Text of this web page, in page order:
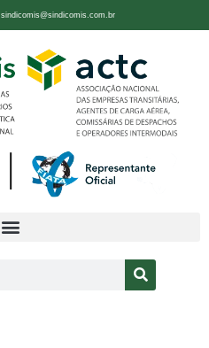
sindicomis@sindicomis.com.br